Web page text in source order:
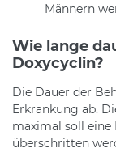
Männern
Wie lange
Doxycyclin?
Die Dauer der
Erkrankung ab.
maximal soll eine
überschritten